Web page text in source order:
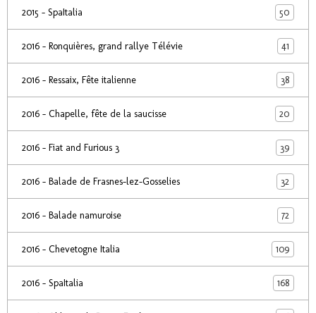
2015 - SpaItalia 50
2016 - Ronquières, grand rallye Télévie 41
2016 - Ressaix, Fête italienne 38
2016 - Chapelle, fête de la saucisse 20
2016 - Fiat and Furious 3 39
2016 - Balade de Frasnes-lez-Gosselies 32
2016 - Balade namuroise 72
2016 - Chevetogne Italia 109
2016 - SpaItalia 168